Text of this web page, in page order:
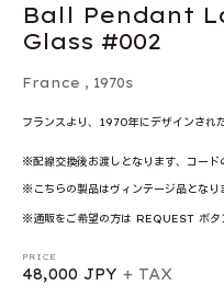
Ball Pendant
Glass #002
France , 1970s
フランスより、1970年にデザインされ
※配線交換後お渡しとなります、コード
※こちらの製品はヴィンテージ品となり
※通販をご希望の方は REQUEST ボタ
PRICE
48,000 JPY + TAX